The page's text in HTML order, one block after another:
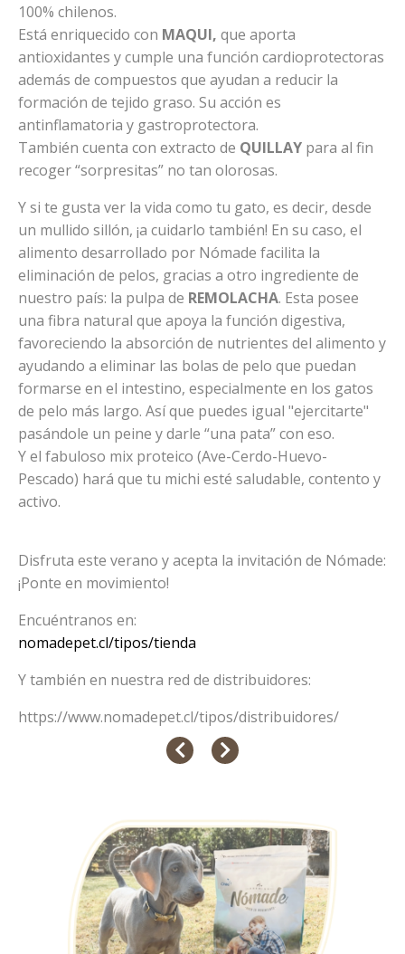
100% chilenos.
Está enriquecido con MAQUI, que aporta
antioxidantes y cumple una función cardioprotectoras
además de compuestos que ayudan a reducir la
formación de tejido graso. Su acción es
antinflamatoria y gastroprotectora.
También cuenta con extracto de QUILLAY para al fin
recoger “sorpresitas” no tan olorosas.
Y si te gusta ver la vida como tu gato, es decir, desde
un mullido sillón, ¡a cuidarlo también! En su caso, el
alimento desarrollado por Nómade facilita la
eliminación de pelos, gracias a otro ingrediente de
nuestro país: la pulpa de REMOLACHA. Esta posee
una fibra natural que apoya la función digestiva,
favoreciendo la absorción de nutrientes del alimento y
ayudando a eliminar las bolas de pelo que puedan
formarse en el intestino, especialmente en los gatos
de pelo más largo. Así que puedes igual "ejercitarte"
pasándole un peine y darle “una pata” con eso.
Y el fabuloso mix proteico (Ave-Cerdo-Huevo-
Pescado) hará que tu michi esté saludable, contento y
activo.
Disfruta este verano y acepta la invitación de Nómade:
¡Ponte en movimiento!
Encuéntranos en:
nomadepet.cl/tipos/tienda
Y también en nuestra red de distribuidores:
https://www.nomadepet.cl/tipos/distribuidores/